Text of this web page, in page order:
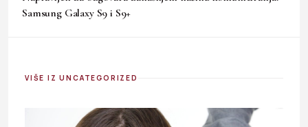
Samsung Galaxy S9 i S9+
VIŠE IZ UNCATEGORIZED